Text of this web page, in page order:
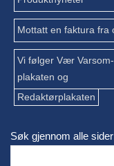
Mottatt en faktura fra
Vi følger Vær Varsom-
plakaten og
Redaktørplakaten
Søk gjennom alle